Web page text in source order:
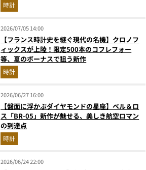
時計
2026/07/05 14:00
【フランス時計史を継ぐ現代の名機】クロノフ
ィックスが上陸！限定500本のコフレフォー
等、夏のボーナスで狙う新作
時計
2026/06/27 16:00
【盤面に浮かぶダイヤモンドの星座】ベル＆ロ
ス「BR-05」新作が魅せる、美しき航空ロマン
の到達点
時計
2026/06/24 22:00